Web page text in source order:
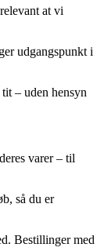
at vi
udgangspunkt i
– uden hensyn
varer – til
så du er
Bestillinger med